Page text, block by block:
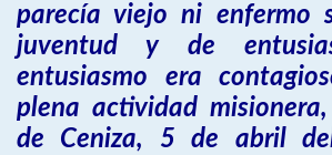
parecía viejo ni enfermo
juventud y de
entusiasmo era
plena actividad
de Ceniza, 5 de abril